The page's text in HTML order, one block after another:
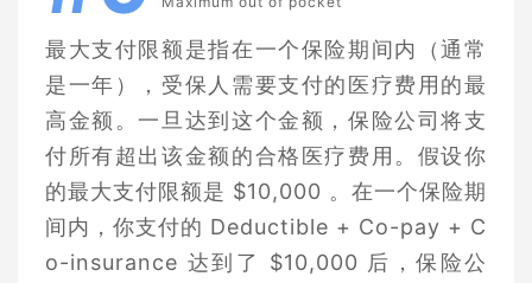
最大支付限额是指在一个保险期间内（通常
是一年），受保人需要支付的医疗费用的最
高金额。一旦达到这个金额，保险公司将支
付所有超出该金额的合格医疗费用。假设你
的最大支付限额是 $10,000 。在一个保险期
间内，你支付的 Deductible + Co-pay + C
o-insurance 达到了 $10,000 后，保险公